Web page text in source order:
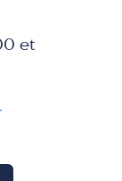
et